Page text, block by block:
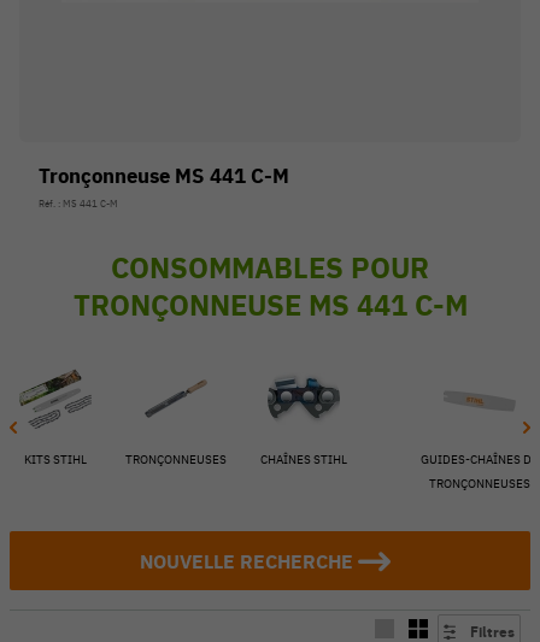
V
Tronçonneuse MS 441 C-M
Réf. : MS 441 C-M
CONSOMMABLES POUR
TRONÇONNEUSE MS 441 C-M
KITS STIHL TRONÇONNEUSES CHAÎNES STIHL
GUIDES-CHAÎNES DE
TRONÇONNEUSES
NOUVELLE RECHERCHE
Filtres